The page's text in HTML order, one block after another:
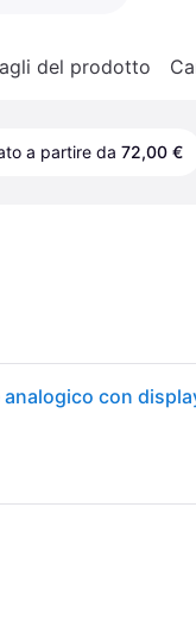
del prodotto
a partire da 72,00 €